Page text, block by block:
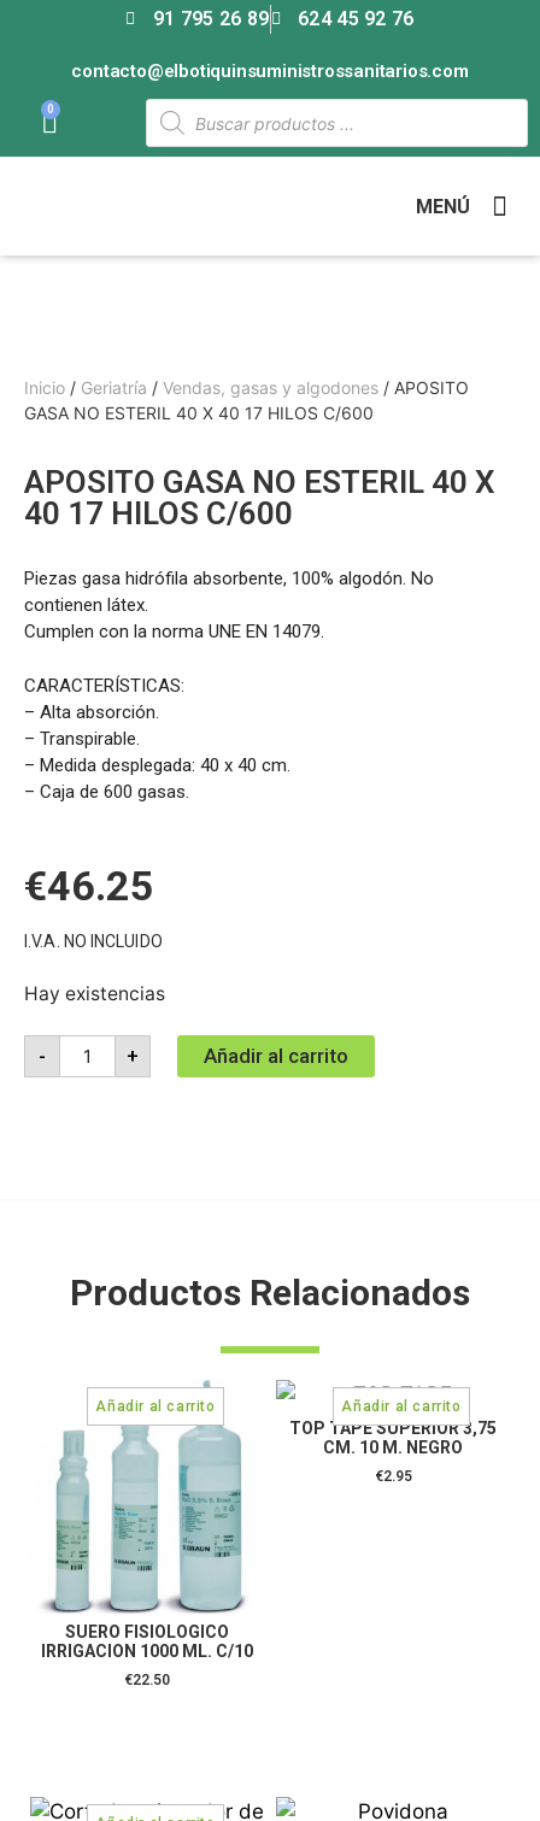
91 795 26 89 624 45 92 76
contacto@elbotiquinsuministrossanitarios.com
0
MENÚ
Inicio / Geriatría / Vendas, gasas y algodones / APOSITO
GASA NO ESTERIL 40 X 40 17 HILOS C/600
APOSITO GASA NO ESTERIL 40 X
40 17 HILOS C/600
Piezas gasa hidrófila absorbente, 100% algodón. No
contienen látex.
Cumplen con la norma UNE EN 14079.
CARACTERÍSTICAS:
– Alta absorción.
– Transpirable.
– Medida desplegada: 40 x 40 cm.
– Caja de 600 gasas.
€46.25
I.V.A. NO INCLUIDO
Hay existencias
- + Añadir al carrito
Productos Relacionados
SUERO FISIOLOGICO
IRRIGACION 1000 ML. C/10
€22.50
TOP TAPE SUPERIOR 3,75
CM. 10 M. NEGRO
€2.95